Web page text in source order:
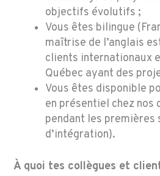
objectifs évolutifs ;
Vous êtes bilingue
maîtrise de l’anglais
clients internationaux
Québec ayant des
Vous êtes disponible
en présentiel chez nos
pendant les premières
d’intégration).
À quoi tes collègues et